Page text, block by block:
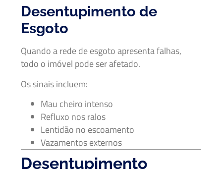
Desentupimento de
Esgoto
Quando a rede de esgoto apresenta falhas,
todo o imóvel pode ser afetado.
Os sinais incluem:
Mau cheiro intenso
Refluxo nos ralos
Lentidão no escoamento
Vazamentos externos
Desentupimento